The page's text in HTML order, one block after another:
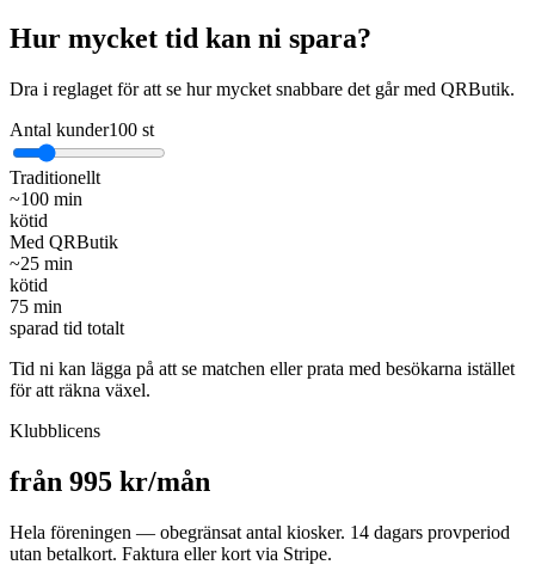
Hur mycket tid kan ni spara?
Dra i reglaget för att se hur mycket snabbare det går med QRButik.
Antal kunder100 st
Traditionellt
~100 min
kötid
Med QRButik
~25 min
kötid
75 min
sparad tid totalt
Tid ni kan lägga på att se matchen eller prata med besökarna istället
för att räkna växel.
Klubblicens
från 995 kr/mån
Hela föreningen — obegränsat antal kiosker. 14 dagars provperiod
utan betalkort. Faktura eller kort via Stripe.